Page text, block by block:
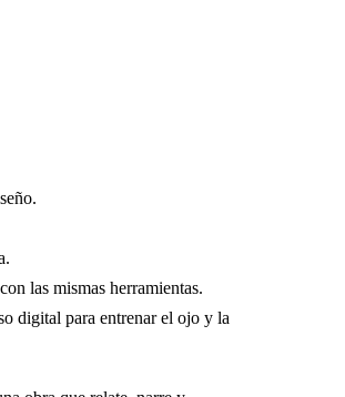
las mismas herramientas.
digital para entrenar el ojo y la